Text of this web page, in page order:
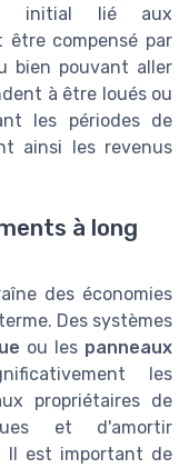
initial lié aux
être compensé par
bien pouvant aller
à être loués ou
les périodes de
ainsi les revenus
à long
des économies
Des systèmes
ou les panneaux
les
propriétaires de
et d'amortir
Il est important de